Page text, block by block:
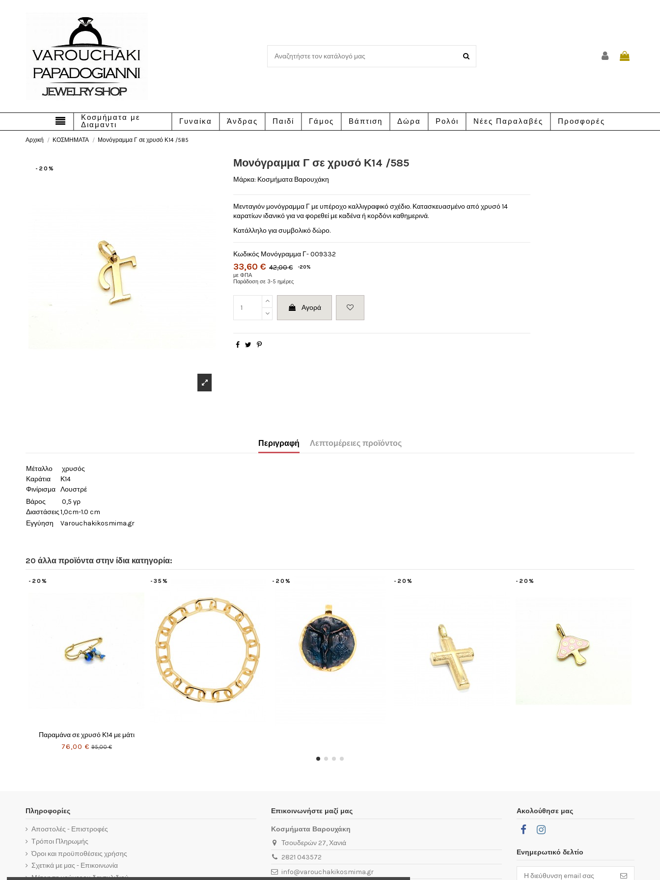
Κοσμήματα με
Διαμαντι
Γυναίκα Άνδρας Παιδί Γάμος Βάπτιση Δώρα Ρολόι Νέες Παραλαβές Προσφορές
Αρχική ΚΟΣΜΗΜΑΤΑ Μονόγραμμα Γ σε χρυσό Κ14 /585
-20% Μονόγραμμα Γ σε χρυσό Κ14 /585
Μάρκα: Κοσμήματα Βαρουχάκη
Μενταγιόν μονόγραμμα Γ με υπέροχο καλλιγραφικό σχέδιο. Κατασκευασμένο από χρυσό 14
καρατίων ιδανικό για να φορεθεί με καδένα ή κορδόνι καθημερινά.
Κατάλληλο για συμβολικό δώρο.
Κωδικός Μονόγραμμα Γ- 009332
33,60 € 42,00 €
-20%
με ΦΠΑ
Παράδοση σε 3-5 ημέρες
Αγορά
Περιγραφή Λεπτομέρειες προϊόντος
Μέταλλο
χρυσός
Καράτια
Κ14
Φινίρισμα Λουστρέ
Βάρος
0,5 γρ
Διαστάσεις1,0cm-1.0 cm
Εγγύηση
Varouchakikosmima.gr
20 άλλα προϊόντα στην ίδια κατηγορία:
Πληροφορίες
Αποστολές - Επιστροφές
Τρόποι Πληρωμής
Όροι και προϋποθέσεις χρήσης
Σχετικά με μας - Επικοινωνία
Μέτρηση νούμερου δαχτυλιδιού
Επικοινωνήστε μαζί μας
Κοσμήματα Βαρουχάκη
Τσουδερών 27, Χανιά
2821 043572
info@varouchakikosmima.gr
Ακολούθησε μας
Ενημερωτικό δελτίο